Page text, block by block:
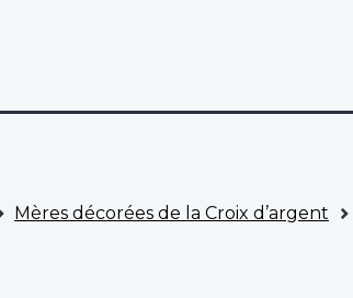
Mères décorées de la Croix d’argent